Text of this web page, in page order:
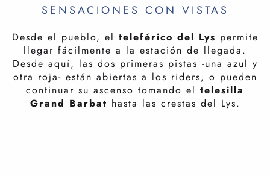
SENSACIONES CON VISTAS
Desde el pueblo, el teleférico del Lys permite
llegar fácilmente a la estación de llegada.
Desde aquí, las dos primeras pistas -una azul y
otra roja- están abiertas a los riders, o pueden
continuar su ascenso tomando el telesilla
Grand Barbat hasta las crestas del Lys.